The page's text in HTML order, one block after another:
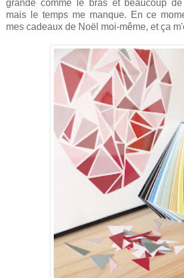
grande comme le bras et beaucoup
mais le temps me manque. En ce m
mes cadeaux de Noël moi-même, et ça